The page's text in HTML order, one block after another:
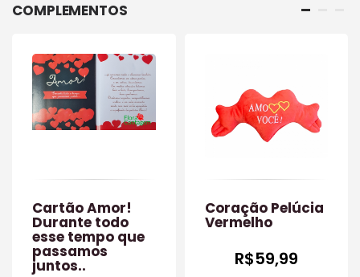
COMPLEMENTOS
Cartão Amor!
Durante todo
esse tempo que
passamos
juntos..
Coração Pelúcia
Vermelho
R$59,99